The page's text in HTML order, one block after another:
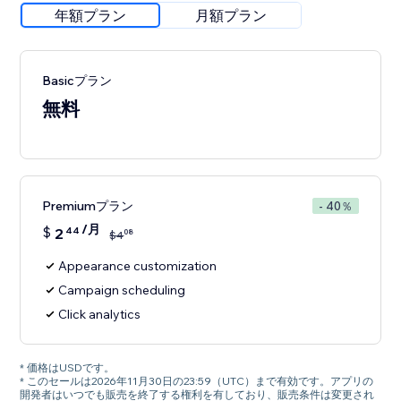
年額プラン 月額プラン
Basicプラン
無料
Premiumプラン - 40％
$ 2 44 /月 $408
Appearance customization
Campaign scheduling
Click analytics
* 価格はUSDです。
* このセールは2026年11月30日の23:59（UTC）まで有効です。アプリの
開発者はいつでも販売を終了する権利を有しており、販売条件は変更され